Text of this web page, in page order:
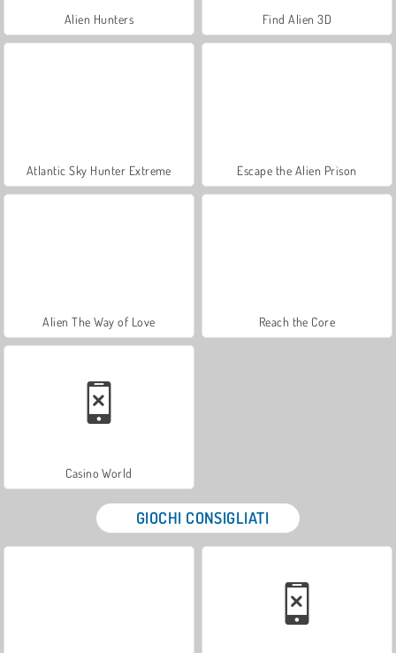
Alien Hunters Find Alien 3D
Atlantic Sky Hunter Extreme Escape the Alien Prison
Alien The Way of Love Reach the Core
Casino World
GIOCHI CONSIGLIATI